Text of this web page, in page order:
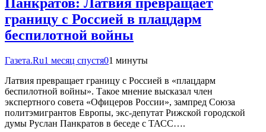
границу с Россией в плацдарм
беспилотной войны
Газета.Ru1 месяц спустя01 минуты
Латвия превращает границу с Россией в «плацдарм
беспилотной войны». Такое мнение высказал член
экспертного совета «Офицеров России», зампред Союза
политэмигрантов Европы, экс-депутат Рижской городской
думы Руслан Панкратов в беседе с ТАСС….